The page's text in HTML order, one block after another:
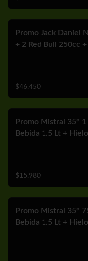
Promo Jack Daniel
+ 2 Red Bull 250cc
$46.450
Promo Mistral 35° 1
Bebida 1.5 Lt + Hielo
$15.980
Promo Mistral 35°
Bebida 1.5 Lt + Hielo